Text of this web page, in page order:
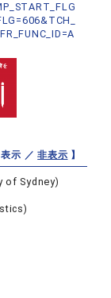
表示 ／非表示 】
of Sydney)